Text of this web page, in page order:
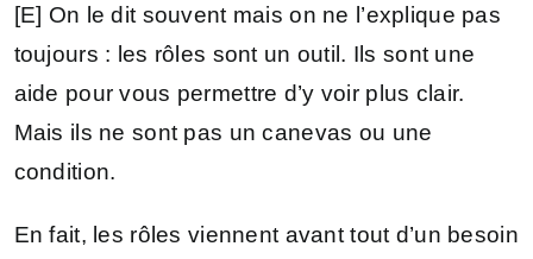
[E] On le dit souvent mais on ne l’explique pas
toujours : les rôles sont un outil. Ils sont une
aide pour vous permettre d’y voir plus clair.
Mais ils ne sont pas un canevas ou une
condition.
En fait, les rôles viennent avant tout d’un besoin